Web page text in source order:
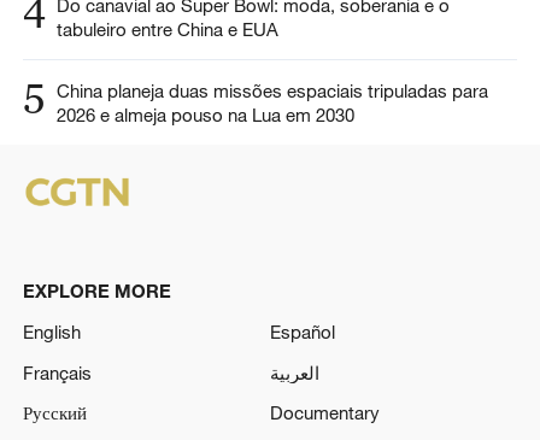
4 Do canavial ao Super Bowl: moda, soberania e o
tabuleiro entre China e EUA
5
China planeja duas missões espaciais tripuladas para
2026 e almeja pouso na Lua em 2030
EXPLORE MORE
English
Español
Français
العربية
Русский
Documentary